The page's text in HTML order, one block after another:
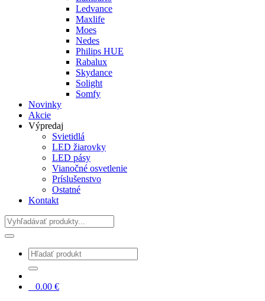
Ledvance
Maxlife
Moes
Nedes
Philips HUE
Rabalux
Skydance
Solight
Somfy
Novinky
Akcie
Výpredaj
Svietidlá
LED žiarovky
LED pásy
Vianočné osvetlenie
Príslušenstvo
Ostatné
Kontakt
Hladať
0.00 €